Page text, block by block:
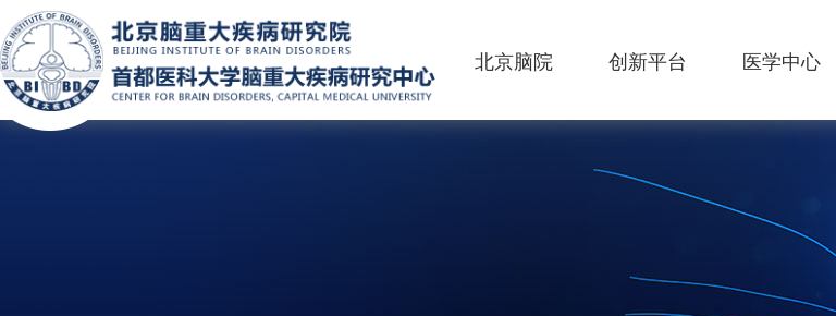
北京脑院 创新平台
研究平台
学术动态
医学中心
高原适应医学中心
康复中心